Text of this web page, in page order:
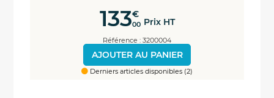
133€
00 Prix HT
Référence : 3200004
AJOUTER AU PANIER
Derniers articles disponibles (2)